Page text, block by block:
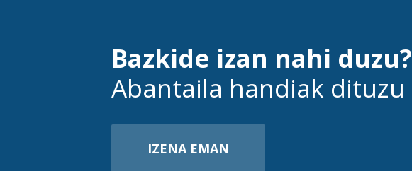
Bazkide izan nahi duzu?
Abantaila handiak dituzu
IZENA EMAN